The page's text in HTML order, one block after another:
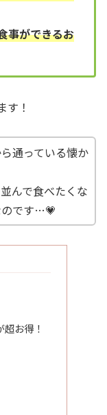
事ができるお
す！
通っている懐か
んで食べたくな
のです…💗
お得！